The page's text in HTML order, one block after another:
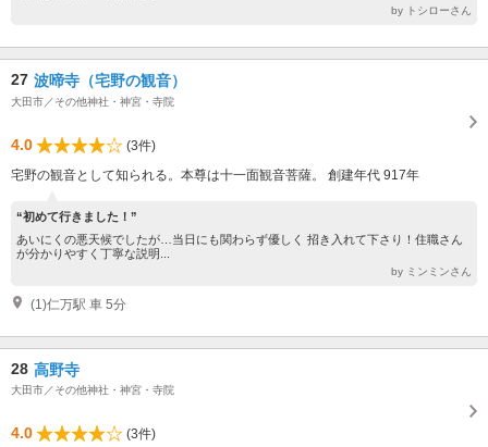
by トシローさん
27 波啼寺（宅野の観音）
大田市／その他神社・神宮・寺院
4.0
(3件)
宅野の観音として知られる。本尊は十一面観音菩薩。 創建年代 917年
“初めて行きました！”
あいにくの悪天候でしたが…当日にも関わらず優しく 招き入れて下さり！住職さん
が分かりやすく丁寧な説明...
by ミンミンさん
(1)仁万駅 車 5分
28 高野寺
大田市／その他神社・神宮・寺院
4.0
(3件)